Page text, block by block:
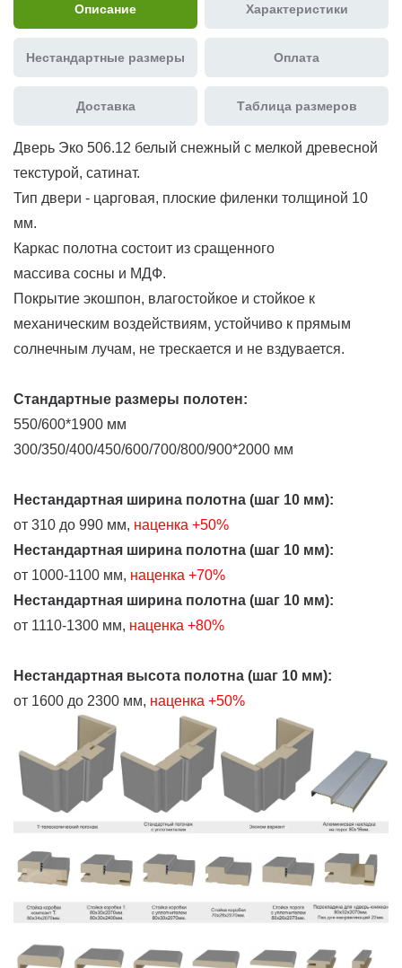
Описание Характеристики
Нестандартные размеры Оплата
Доставка Таблица размеров
Дверь Эко 506.12 белый снежный с мелкой древесной
текстурой, сатинат.
Тип двери - царговая, плоские филенки толщиной 10
мм.
Каркас полотна состоит из сращенного
массива сосны и МДФ.
Покрытие экошпон, влагостойкое и стойкое к
механическим воздействиям, устойчиво к прямым
солнечным лучам, не трескается и не вздувается.
Стандартные размеры полотен:
550/600*1900 мм
300/350/400/450/600/700/800/900*2000 мм
Нестандартная ширина полотна (шаг 10 мм):
от 310 до 990 мм, наценка +50%
Нестандартная ширина полотна (шаг 10 мм):
от 1000-1100 мм, наценка +70%
Нестандартная ширина полотна (шаг 10 мм):
от 1110-1300 мм, наценка +80%
Нестандартная высота полотна (шаг 10 мм):
от 1600 до 2300 мм, наценка +50%